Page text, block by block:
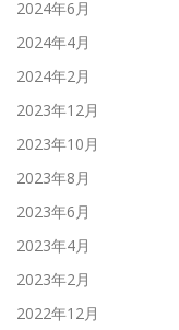
2024年6月
2024年4月
2024年2月
2023年12月
2023年10月
2023年8月
2023年6月
2023年4月
2023年2月
2022年12月